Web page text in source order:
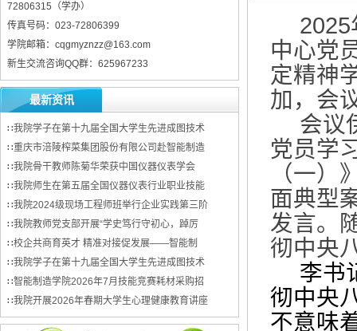
72806315（学办）
传真号码：023-72806399
学院邮箱：cqgmyznzz@163.com
新生交流咨询QQ群：625967233
最新资讯
∷我院学子在第十九届全国大学生先进成图技术
∷重庆市涪陵榨菜集团股份有限公司赴智能制造
∷我院骨干教师陈菊华荣获中国仪器仪表学会
∷我院师生在第五届全国仪器仪表行业职业技能
∷我院2024级现场工程师班举行企业实践第三阶
∷我院教师党支部开展“学史笃行守初心，踔厉
∷校企共商育英才 精准对接促发展——智能制
∷我院学子在第十九届全国大学生先进成图技术
∷智能制造学院2026年7月技能竞赛耗材采购招
∷我院开展2026年春期大学生心理健康教育讲座
2025
中心党
定精神
加，会
会议
党员学
（一）
面典型
发言。
彻中央
李书
彻中央
不意味